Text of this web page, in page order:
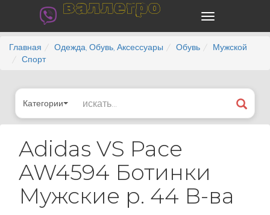
валлегро
Главная Одежда, Обувь, Аксессуары Обувь
Мужской
Спорт
Категории
Adidas VS Pace
AW4594 Ботинки
Мужские р. 44 В-ва